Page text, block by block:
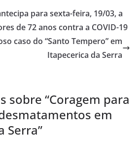
para sexta-feira, 19/03, a
de 72 anos contra a COVID-19
caso do “Santo Tempero” em
Itapecerica da Serra
sobre “Coragem para
em
Serra”